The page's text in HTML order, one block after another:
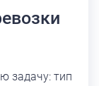
задачу: тип